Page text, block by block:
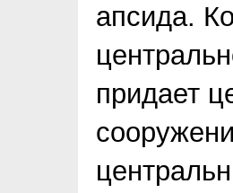
апсида.
придает